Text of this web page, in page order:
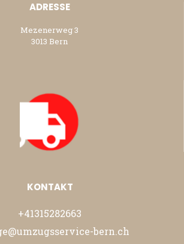
ADRESSE
Mezenerweg 3
3013 Bern
KONTAKT
+41315282663
bern.ch